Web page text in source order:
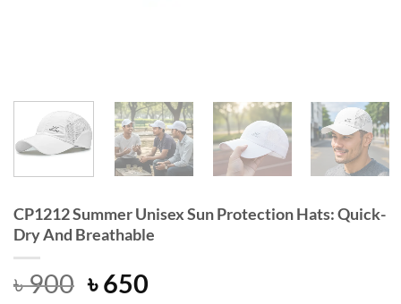
CP1212 Summer Unisex Sun Protection Hats: Quick-
Dry And Breathable
৳900 Original
৳650Current